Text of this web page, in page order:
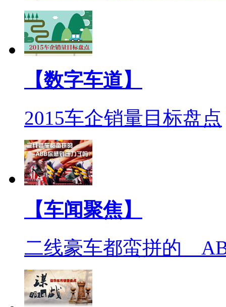
【数字车道】
2015车企销量目标盘点
【车闻聚焦】
二线豪车都蛮拼的